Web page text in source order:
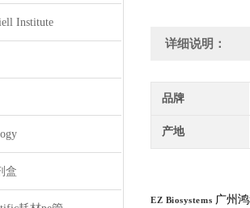
Institute
盒
详细说明：
品牌
产地
EZ Biosystems 广州